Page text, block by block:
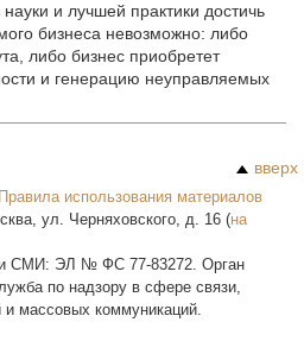
и лучшей практики достичь
бизнеса невозможно: либо
либо бизнес приобретет
и генерацию неуправляемых
вверх
Правила использования материалов
, ул. Черняховского, д. 16 (на
СМИ: ЭЛ № ФС 77-83272. Орган
по надзору в сфере связи,
массовых коммуникаций.